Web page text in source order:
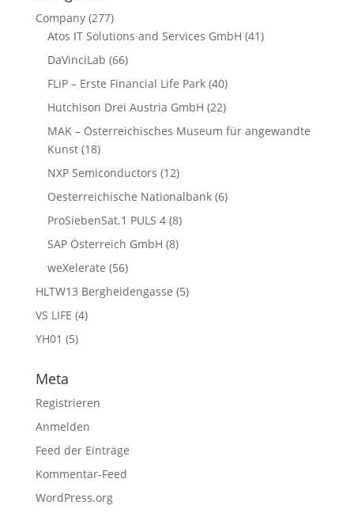
Company(277)
Atos IT Solutions and Services GmbH (41)
DaVinciLab (66)
FLiP – Erste Financial Life Park(40)
Hutchison Drei Austria GmbH (22)
MAK – Österreichisches Museum für angewandte
Kunst(18)
NXP Semiconductors (12)
Oesterreichische Nationalbank(6)
ProSiebenSat.1 PULS 4(8)
SAP Österreich GmbH (8)
weXelerate (56)
HLTW13 Bergheidengasse (5)
VS LIFE (4)
YH01 (5)
Meta
Registrieren
Anmelden
Feed der Einträge
Kommentar-Feed
WordPress.org